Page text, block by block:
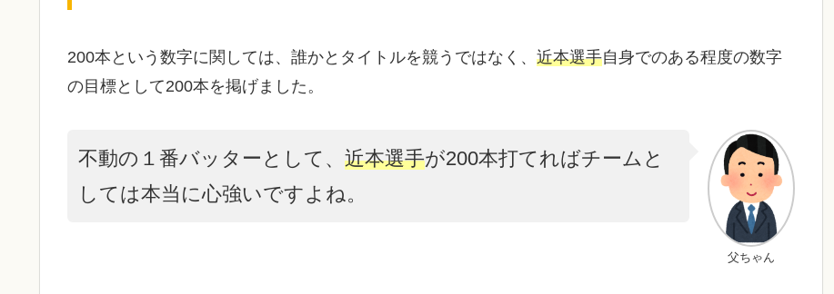
200本という数字に関しては、誰かとタイトルを競うではなく、 近本選手自身でのある程度の数字
の目標として200本を掲げました。
父ちゃん
不動の１番バッターとして、 近本選手が200本打てればチームと
しては本当に心強いですよね。